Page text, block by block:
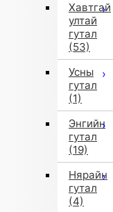
Хавтгай
ултай
гутал
(53)
Усны
гутал
(1)
Энгийн
гутал
(19)
Нярайн
гутал
(4)